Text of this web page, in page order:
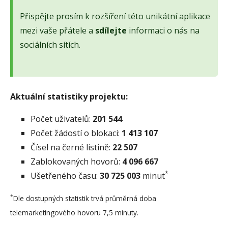
Přispějte prosím k rozšíření této unikátní aplikace
mezi vaše přátele a sdílejte informaci o nás na
sociálních sítích.
Aktuální statistiky projektu:
Počet uživatelů: 201 544
Počet žádostí o blokaci: 1 413 107
Čísel na černé listině: 22 507
Zablokovaných hovorů: 4 096 667
Ušetřeného času: 30 725 003 minut*
*Dle dostupných statistik trvá průměrná doba
telemarketingového hovoru 7,5 minuty.